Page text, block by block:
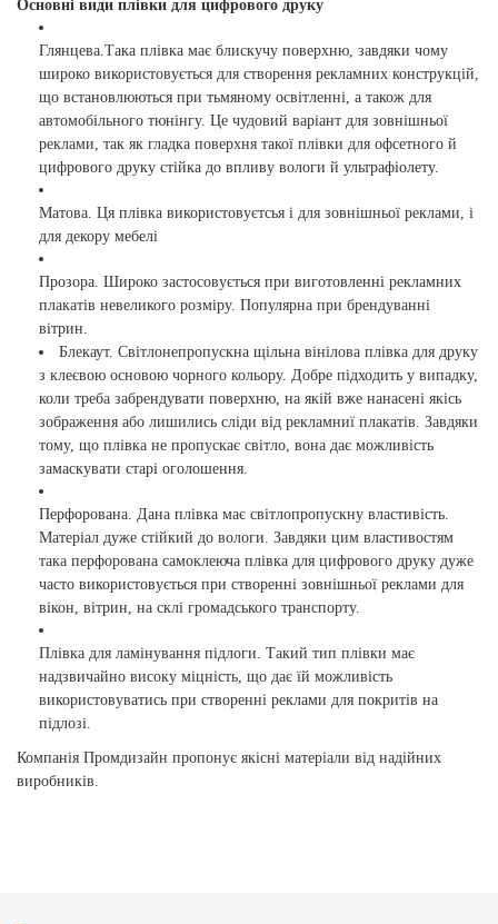
Основні види плівки для цифрового друку
Глянцева.Така плівка має блискучу поверхню, завдяки чому
широко використовується для створення рекламних конструкцій,
що встановлюються при тьмяному освітленні, а також для
автомобільного тюнінгу. Це чудовий варіант для зовнішньої
реклами, так як гладка поверхня такої плівки для офсетного й
цифрового друку стійка до впливу вологи й ультрафіолету.
Матова. Ця плівка використовуєтсья і для зовнішньої реклами, і
для декору мебелі
Прозора. Широко застосовується при виготовленні рекламних
плакатів невеликого розміру. Популярна при брендуванні
вітрин.
Блекаут. Світлонепропускна щільна вінілова плівка для друку
з клеєвою основою чорного кольору. Добре підходить у випадку,
коли треба забрендувати поверхню, на якій вже нанасені якісь
зображення або лишились сліди від рекламниї плакатів. Завдяки
тому, що плівка не пропускає світло, вона дає можливість
замаскувати старі оголошення.
Перфорована. Дана плівка має світлопропускну властивість.
Матеріал дуже стійкий до вологи. Завдяки цим властивостям
така перфорована самоклеюча плівка для цифрового друку дуже
часто використовується при створенні зовнішньої реклами для
вікон, вітрин, на склі громадського транспорту.
Плівка для ламінування підлоги. Такий тип плівки має
надзвичайно високу міцність, що дає їй можливість
використовуватись при створенні реклами для покритів на
підлозі.
Компанія Промдизайн пропонує якісні матеріали від надійних
виробників.